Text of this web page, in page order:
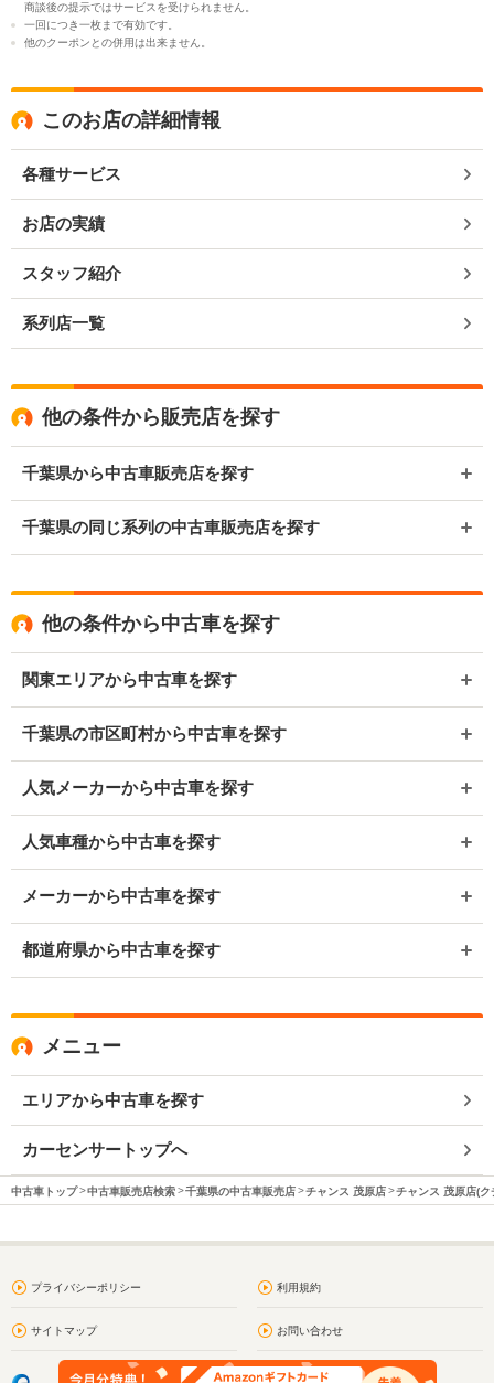
商談後の提示ではサービスを受けられません。
一回につき一枚まで有効です。
他のクーポンとの併用は出来ません。
このお店の詳細情報
各種サービス
お店の実績
スタッフ紹介
系列店一覧
他の条件から販売店を探す
千葉県から中古車販売店を探す
千葉県の同じ系列の中古車販売店を探す
他の条件から中古車を探す
関東エリアから中古車を探す
千葉県の市区町村から中古車を探す
人気メーカーから中古車を探す
人気車種から中古車を探す
メーカーから中古車を探す
都道府県から中古車を探す
メニュー
エリアから中古車を探す
カーセンサートップへ
中古車トップ 中古車販売店検索 千葉県の中古車販売店 チャンス 茂原店 チャンス 茂原店(ク
プライバシーポリシー 利用規約
サイトマップ お問い合わせ